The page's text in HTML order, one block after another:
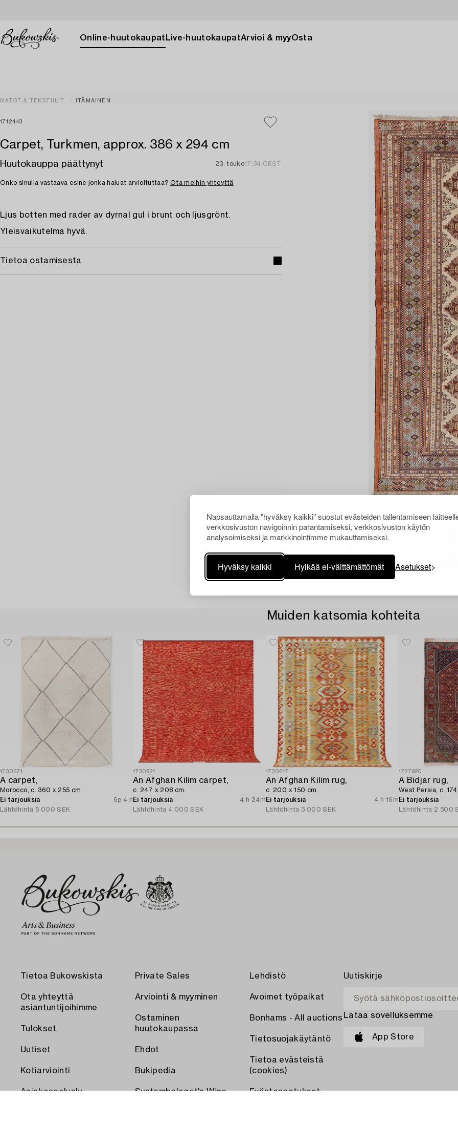
Napsauttamalla "hyväksy kaikki" suostut evästeiden tallentamiseen
verkkosivuston navigoinnin parantamiseksi, verkkosivuston käytön
analysoimiseksi ja markkinointimme mukauttamiseksi.
Hyväksy kaikki Hylkää ei-välttämättömät Asetukset
Online-huutokaupat Live-huutokaupatArvioi & myyOsta
MATOT & TEKSTIILIT ITÄMAINEN
1712443
Carpet, Turkmen, approx. 386 x 294 cm
Huutokauppa päättynyt 23. touko17:34 CEST
Onko sinulla vastaava esine jonka haluat arvioituttaa? Ota meihin yhteyttä
Ljus botten med rader av dyrnal gul i brunt och ljusgrönt.
Yleisvaikutelma hyvä.
Tietoa ostamisesta
Muiden katsomia kohteita
1730571
A carpet,
Morocco, c. 360 x 255 cm.
Ei tarjouksia
6p 4 h
Lähtöhinta 5 000 SEK
1730621
An Afghan Kilim carpet,
c. 247 x 208 cm.
Ei tarjouksia
4 h 24m
Lähtöhinta 4 000 SEK
1730617
An Afghan Kilim rug,
c. 200 x 150 cm.
Ei tarjouksia
4 h 16m
Lähtöhinta 3 000 SEK
1727920
A Bidjar rug,
West Persia, c. 174
Ei tarjouksia
Lähtöhinta 2 500
Tietoa Bukowskista
Ota yhteyttä
asiantuntijoihimme
Tulokset
Uutiset
Kotiarviointi
Asiakaspalvelu
Private Sales
Arviointi & myyminen
Ostaminen
huutokaupassa
Ehdot
Bukipedia
Systembolaget's Wine
Lehdistö
Avoimet työpaikat
Bonhams - All auctions
Tietosuojakäytäntö
Tietoa evästeistä
(cookies)
Evästeasetukset
Uutiskirje
Lataa sovelluksemme
App Store